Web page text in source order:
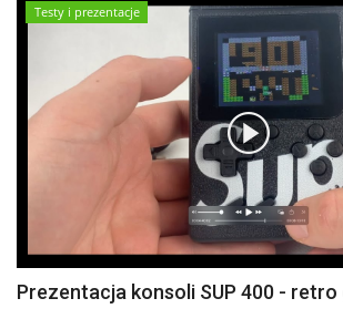
Testy i prezentacje
Prezentacja konsoli SUP 400 - retro